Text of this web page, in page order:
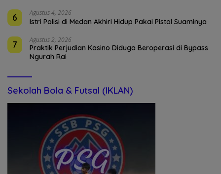
6 Agustus 4, 2026
Istri Polisi di Medan Akhiri Hidup Pakai Pistol Suaminya
7 Agustus 2, 2026
Praktik Perjudian Kasino Diduga Beroperasi di Bypass
Ngurah Rai
Sekolah Bola & Futsal (IKLAN)